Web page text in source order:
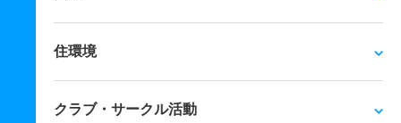
住環境
クラブ・サークル活動